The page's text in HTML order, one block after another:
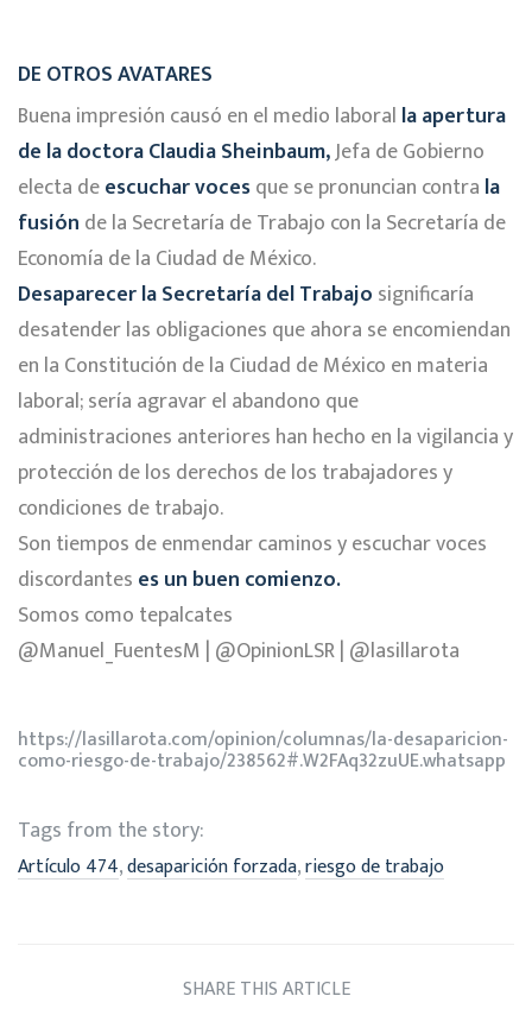
DE OTROS AVATARES
Buena impresión causó en el medio laboral la apertura
de la doctora Claudia Sheinbaum,Jefa de Gobierno
electa deescuchar vocesque se pronuncian contra la
fusión de la Secretaría de Trabajo con la Secretaría de
Economía de la Ciudad de México.
Desaparecer la Secretaría del Trabajo significaría
desatender las obligaciones que ahora se encomiendan
en la Constitución de la Ciudad de México en materia
laboral; sería agravar el abandono que
administraciones anteriores han hecho en la vigilancia y
protección de los derechos de los trabajadores y
condiciones de trabajo.
Son tiempos de enmendar caminos y escuchar voces
discordantes es un buen comienzo.
Somos como tepalcates
@Manuel_FuentesM | @OpinionLSR | @lasillarota
https://lasillarota.com/opinion/columnas/la-desaparicion-
como-riesgo-de-trabajo/238562#.W2FAq32zuUE.whatsapp
Tags from the story:
Artículo 474,desaparición forzada,riesgo de trabajo
SHARE THIS ARTICLE